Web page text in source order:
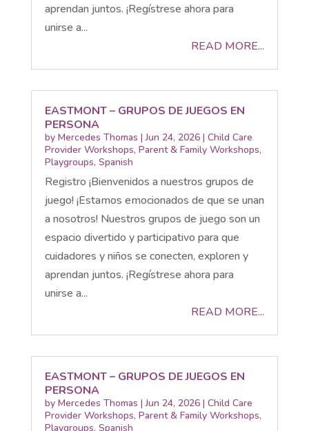
aprendan juntos. ¡Regístrese ahora para
unirse a...
READ MORE...
EASTMONT – GRUPOS DE JUEGOS EN
PERSONA
by Mercedes Thomas |Jun 24, 2026| Child Care
Provider Workshops, Parent & Family Workshops,
Playgroups, Spanish
Registro ¡Bienvenidos a nuestros grupos de
juego! ¡Estamos emocionados de que se unan
a nosotros! Nuestros grupos de juego son un
espacio divertido y participativo para que
cuidadores y niños se conecten, exploren y
aprendan juntos. ¡Regístrese ahora para
unirse a...
READ MORE...
EASTMONT – GRUPOS DE JUEGOS EN
PERSONA
by Mercedes Thomas |Jun 24, 2026| Child Care
Provider Workshops, Parent & Family Workshops,
Playgroups, Spanish